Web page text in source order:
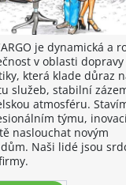
je dynamická a
v oblasti dopravy
která klade důraz
služeb, stabilní
atmosféru.
týmu,
naslouchat novým
Naši lidé jsou